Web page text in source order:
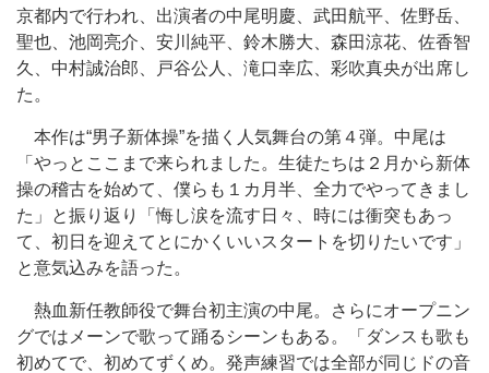
京都内で行われ、出演者の中尾明慶、武田航平、佐野岳、
聖也、池岡亮介、安川純平、鈴木勝大、森田涼花、佐香智
久、中村誠治郎、戸谷公人、滝口幸広、彩吹真央が出席し
た。
本作は“男子新体操”を描く人気舞台の第４弾。中尾は
「やっとここまで来られました。生徒たちは２月から新体
操の稽古を始めて、僕らも１カ月半、全力でやってきまし
た」と振り返り「悔し涙を流す日々、時には衝突もあっ
て、初日を迎えてとにかくいいスタートを切りたいです」
と意気込みを語った。
熱血新任教師役で舞台初主演の中尾。さらにオープニン
グではメーンで歌って踊るシーンもある。「ダンスも歌も
初めてで、初めてずくめ。発声練習では全部が同じドの音